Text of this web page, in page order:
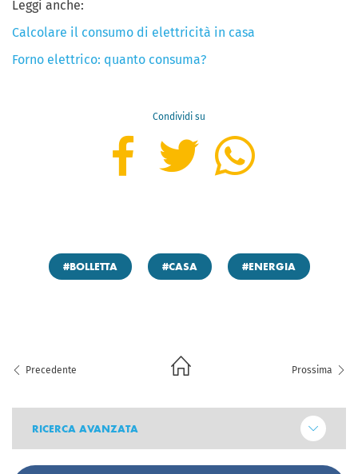
Leggi anche:
Calcolare il consumo di elettricità in casa
Forno elettrico: quanto consuma?
Condividi su
#BOLLETTA #CASA #ENERGIA
Precedente Prossima
RICERCA AVANZATA